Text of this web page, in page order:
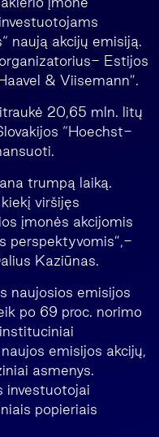
naują akcijų emisiją.
Estijos
& Viisemann”.
20,65 mln. litų
“Hoechst-
trumpą laiką.
viršijęs
įmonės akcijomis
perspektyvomis”,-
Kaziūnas.
naujosios emisijos
po 69 proc. norimo
emisijos akcijų,
asmenys.
investuotojai
popieriais